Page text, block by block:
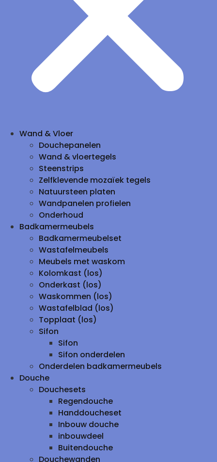
Wand & Vloer
Douchepanelen
Wand & vloertegels
Steenstrips
Zelfklevende mozaïek tegels
Natuursteen platen
Wandpanelen profielen
Onderhoud
Badkamermeubels
Badkamermeubelset
Wastafelmeubels
Meubels met waskom
Kolomkast (los)
Onderkast (los)
Waskommen (los)
Wastafelblad (los)
Topplaat (los)
Sifon
Sifon
Sifon onderdelen
Onderdelen badkamermeubels
Douche
Douchesets
Regendouche
Handdoucheset
Inbouw douche
inbouwdeel
Buitendouche
Douchewanden